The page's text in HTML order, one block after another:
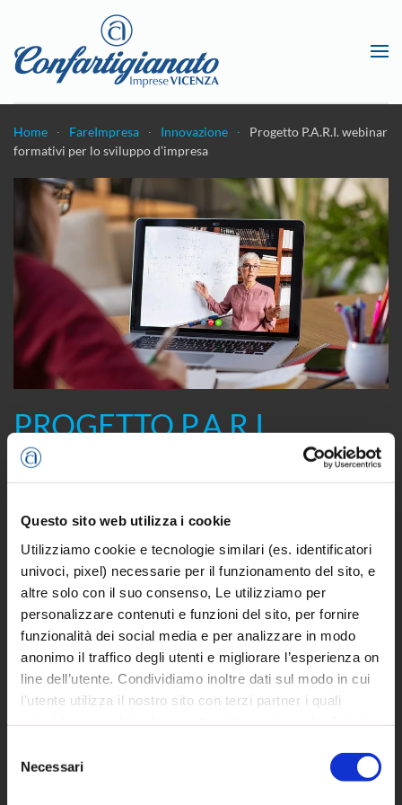
Questo sito web utilizza i cookie
Utilizziamo cookie e tecnologie similari (es. identificatori
univoci, pixel) necessarie per il funzionamento del sito, e
altre solo con il suo consenso, Le utilizziamo per
personalizzare contenuti e funzioni del sito, per fornire
funzionalità dei social media e per analizzare in modo
anonimo il traffico degli utenti e migliorare l’esperienza on
line dell’utente. Condividiamo inoltre dati sul modo in cui
l'utente utilizza il nostro sito con terzi partner i quali
loro servizi, per finalità pubblicitarie creando elenchi di
segmenti di pubblico per fornire annunci sui social media
delNecessari
Passa al contenuto principale
Home FareImpresa Innovazione
Progetto P.A.R.I. webinar
formativi per lo sviluppo d’impresa
PROGETTO P.A.R.I.
WEBINAR FORMATIVI PER
Una serie di webinar formativi che saranno anche
l’occasione per lanciare e fornire delle “pillole” che
verranno poi sviluppate nei percorsi in ottica d’un
miglioramento e aumento delle competenze necessarie
per lo sviluppo d’impresa.
È questa la prossima tappa di “P.A.R.I. – Progetti e Azioni di
iniziativa promossa dal Cesar, in collaborazione con il
Vicenza, e finanziato con risorse del Fondo Sociale Europeo
tramite bando regionale.